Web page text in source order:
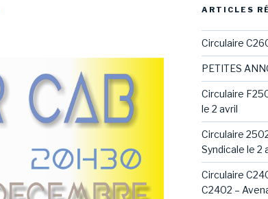
ARTICLES
Circulaire
PETITES
Circulaire
le 2 avril
Circulaire
Syndicale le 2
Circulaire
C2402 –